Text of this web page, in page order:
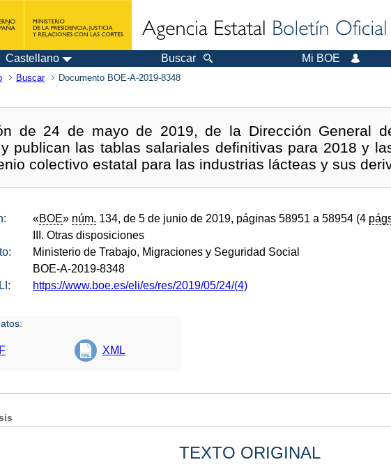
Castellano Buscar Mi BOE
Buscar Documento BOE-A-2019-8348
de 24 de mayo de 2019, de la Dirección General
publican las tablas salariales definitivas para 2018 y
colectivo estatal para las industrias lácteas y sus
«BOE» núm. 134, de 5 de junio de 2019, páginas 58951 a 58954 (4
III. Otras disposiciones
Ministerio de Trabajo, Migraciones y Seguridad Social
BOE-A-2019-8348
https://www.boe.es/eli/es/res/2019/05/24/(4)
XML
TEXTO ORIGINAL